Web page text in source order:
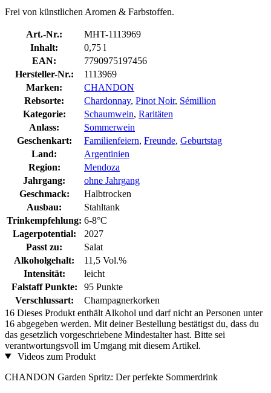
Frei von künstlichen Aromen & Farbstoffen.
Art.-Nr.:
MHT-1113969
Inhalt:
0,75 l
EAN:
7790975197456
Hersteller-Nr.:
1113969
Marken:
CHANDON
Rebsorte:
Chardonnay, Pinot Noir, Sémillion
Kategorie:
Schaumwein, Raritäten
Anlass:
Sommerwein
Geschenkart:
Familienfeiern, Freunde, Geburtstag
Land:
Argentinien
Region:
Mendoza
Jahrgang:
ohne Jahrgang
Geschmack:
Halbtrocken
Ausbau:
Stahltank
Trinkempfehlung: 6-8°C
Lagerpotential:
2027
Passt zu:
Salat
Alkoholgehalt:
11,5 Vol.%
Intensität:
leicht
Falstaff Punkte:
95 Punkte
Verschlussart:
Champagnerkorken
16 Dieses Produkt enthält Alkohol und darf nicht an Personen unter
16 abgegeben werden. Mit deiner Bestellung bestätigst du, dass du
das gesetzlich vorgeschriebene Mindestalter hast. Bitte sei
verantwortungsvoll im Umgang mit diesem Artikel.
Videos zum Produkt
CHANDON Garden Spritz: Der perfekte Sommerdrink